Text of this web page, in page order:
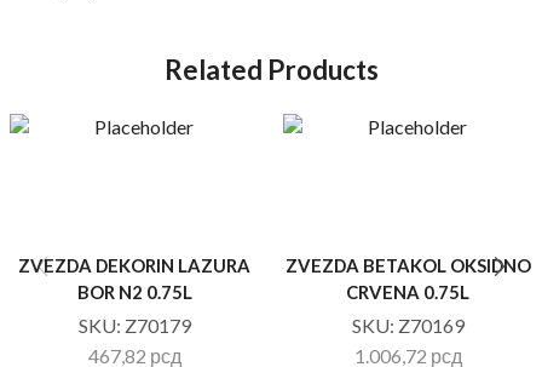
Related Products
ZVEZDA DEKORIN LAZURA
BOR N2 0.75L
SKU: Z70179
467,82 рсд
ZVEZDA BETAKOL OKSIDNO
CRVENA 0.75L
SKU: Z70169
1.006,72 рсд